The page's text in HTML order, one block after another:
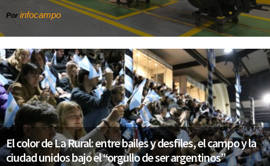
Por infocampo
El color de La Rural: entre bailes y desfiles, el campo y la
ciudad unidos bajo el “orgullo de ser argentinos”